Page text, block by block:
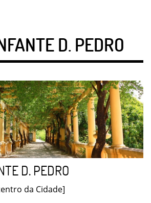
D. PEDRO
D. PEDRO
da Cidade]